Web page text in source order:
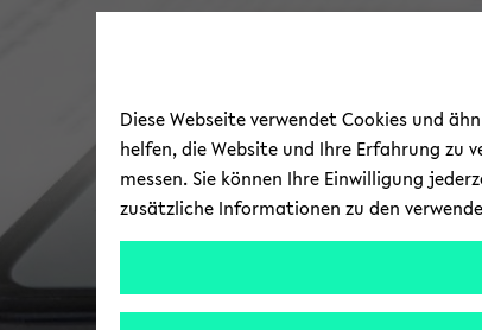
Diese Webseite verwendet Cookies und
helfen, die Website und Ihre Erfahrung zu
messen. Sie können Ihre Einwilligung
zusätzliche Informationen zu den